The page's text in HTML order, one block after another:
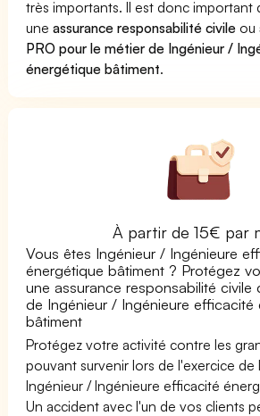
très importants. Il est donc important
uneassurance responsabilité civile ou
PRO pour le métier de Ingénieur /
énergétique bâtiment.
À partir de 15€ par
Vous êtes Ingénieur / Ingénieure
énergétique bâtiment ? Protégez
une assurance responsabilité civile
de Ingénieur / Ingénieure efficacité
bâtiment
Protégez votre activité contre les
pouvant survenir lors de l'exercice de
Ingénieur / Ingénieure efficacité
Un accident avec l'un de vos clients